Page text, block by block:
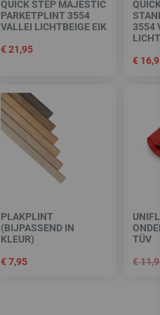
QUICK STEP MAJESTIC
PARKETPLINT 3554
VALLEI LICHTBEIGE EIK
€21,95
3554
€
PLAKPLINT
(BIJPASSEND IN
KLEUR)
€7,95
TÜV
€